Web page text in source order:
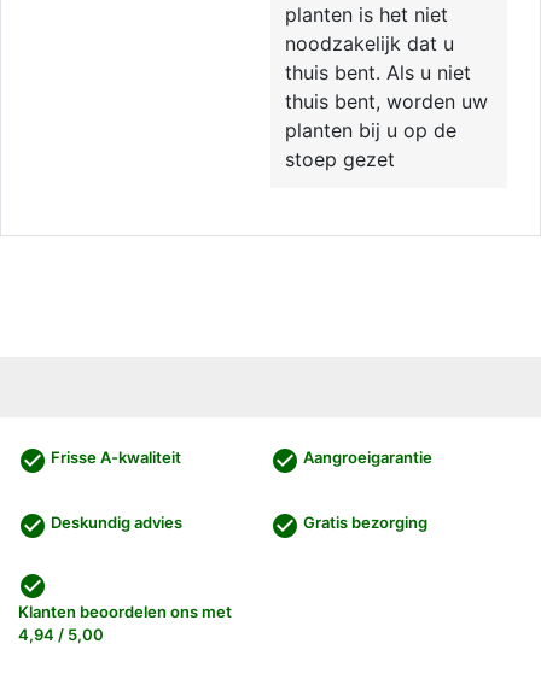
planten is het niet
noodzakelijk dat u
thuis bent. Als u niet
thuis bent, worden uw
planten bij u op de
stoep gezet
check_circle Frisse A-kwaliteit check_circle Aangroeigarantie
check_circle Deskundig advies check_circle Gratis bezorging
check_circle
Klanten beoordelen ons met
4,94 / 5,00